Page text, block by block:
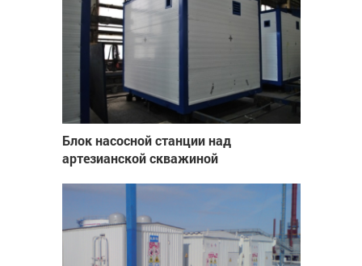
Блок насосной станции над
артезианской скважиной